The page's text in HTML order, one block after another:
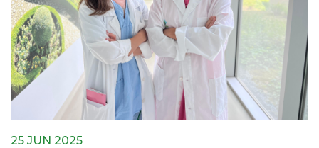
25 JUN 2025